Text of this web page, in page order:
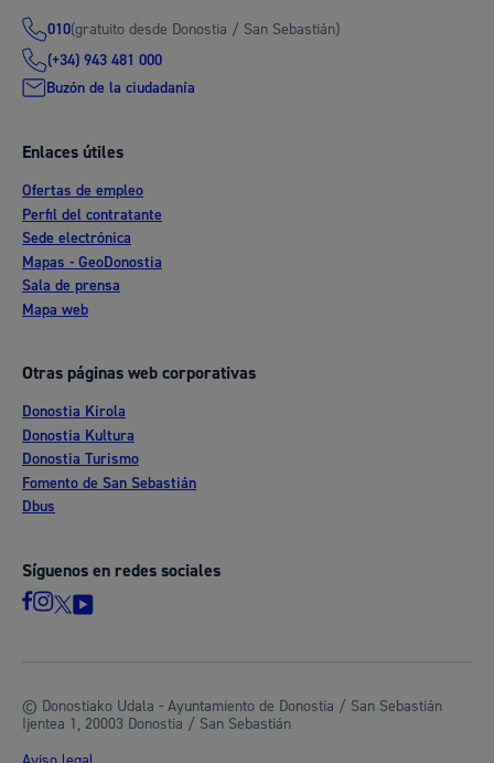
010(gratuito desde Donostia / San Sebastián)
(+34) 943 481 000
Buzón de la ciudadanía
Enlaces útiles
Ofertas de empleo
Perfil del contratante
Sede electrónica
Mapas - GeoDonostia
Sala de prensa
Mapa web
Otras páginas web corporativas
Donostia Kirola
Donostia Kultura
Donostia Turismo
Fomento de San Sebastián
Dbus
Síguenos en redes sociales
© Donostiako Udala - Ayuntamiento de Donostia / San Sebastián
Ijentea 1, 20003 Donostia / San Sebastián